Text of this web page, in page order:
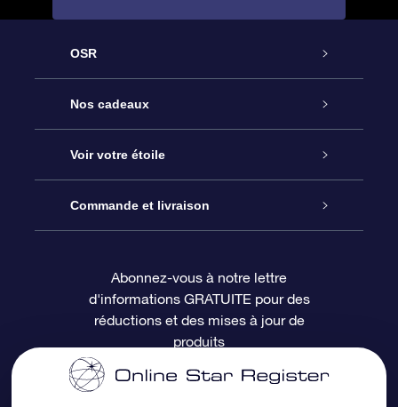
OSR
Service
À propos de l’OSR
Nous contacter
Questions fréquemment posées
Revues
Nos cadeaux
Cadeau d’étoile en ligne
Coffret cadeau OSR
Carte cadeau OSR
Voir votre étoile
Registre des étoiles
Page d’accueil personnalisée
Commande et livraison
Informations de paiement
Informations d’expédition
Abonnez-vous à notre lettre
d'informations GRATUITE pour des
réductions et des mises à jour de
produits